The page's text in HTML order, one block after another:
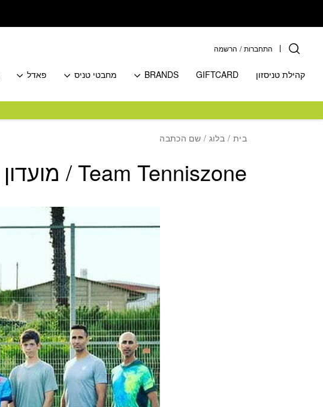
התחברות / הרשמה
קהילת טניסזון GIFTCARD
BRANDS מחבטי טניס פאדל
בית / בלוג / שם הכתבה
Team Tenniszone / מועדון הטניס O&O Tennis